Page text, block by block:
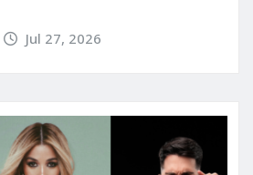
Jul 27, 2026